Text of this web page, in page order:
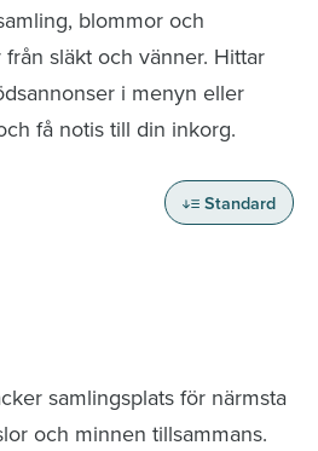
blommor och
släkt och vänner. Hittar
i menyn eller
få notis till din inkorg.
Standard
samlingsplats för närmsta
och minnen tillsammans.